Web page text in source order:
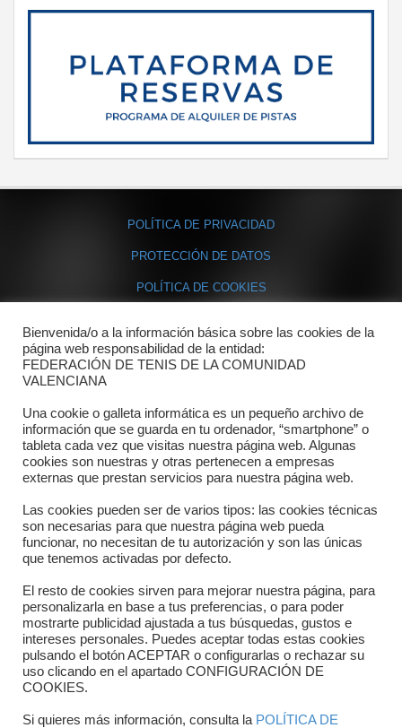
POLÍTICA DE PRIVACIDAD
PROTECCIÓN DE DATOS
POLÍTICA DE COOKIES
Contacto
Dónde estamos
Directorio departamentos
Horario
Formulario de contacto
Copyright © 2025 FTCV
Bienvenida/o a la información básica sobre las cookies de la
página web responsabilidad de la entidad:
FEDERACIÓN DE TENIS DE LA COMUNIDAD
VALENCIANA
Una cookie o galleta informática es un pequeño archivo de
información que se guarda en tu ordenador, “smartphone” o
tableta cada vez que visitas nuestra página web. Algunas
cookies son nuestras y otras pertenecen a empresas
externas que prestan servicios para nuestra página web.
Las cookies pueden ser de varios tipos: las cookies técnicas
son necesarias para que nuestra página web pueda
funcionar, no necesitan de tu autorización y son las únicas
que tenemos activadas por defecto.
El resto de cookies sirven para mejorar nuestra página, para
personalizarla en base a tus preferencias, o para poder
mostrarte publicidad ajustada a tus búsquedas, gustos e
intereses personales. Puedes aceptar todas estas cookies
pulsando el botón ACEPTAR o configurarlas o rechazar su
uso clicando en el apartado CONFIGURACIÓN DE
COOKIES.
Si quieres más información, consulta la POLÍTICA DE